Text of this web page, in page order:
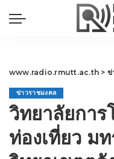
www.radio.rmutt.ac.th > ข่
ข่าวราชมงคล
วิทยาลัยการ
ท่องเที่ยว ม